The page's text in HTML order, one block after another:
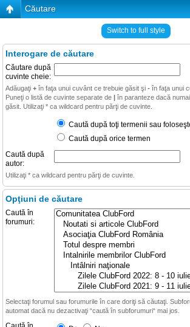
Căutare
Switch to full style
Interogare de căutare
Căutare după
cuvinte cheie:
Adăugaţi + în faţa unui cuvânt ce trebuie găsit şi - în faţa unui
Puneţi o listă de cuvinte separate de | în paranteze dacă
găsit. Utilizaţi * ca wildcard pentru părţi de cuvinte.
Caută după toţi termenii sau
Caută după orice termen
Caută după
autor:
Utilizaţi * ca wildcard pentru părţi de cuvinte.
Opţiuni de căutare
Caută în
forumuri:
Selectaţi forumul sau forumurile în care doriţi să căutaţi.
automat dacă nu dezactivaţi “caută în subforumuri“ mai jos.